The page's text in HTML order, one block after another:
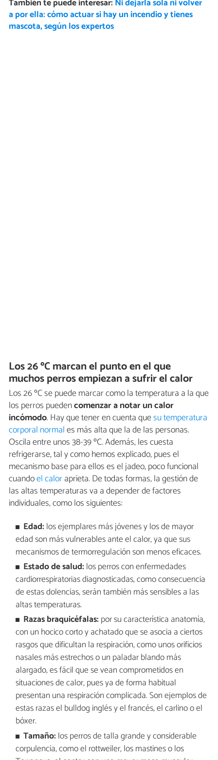
También te puede interesar: Ni dejarla sola ni volver
a por ella: cómo actuar si hay un incendio y tienes
mascota, según los expertos
Los 26 ºC marcan el punto en el que
muchos perros empiezan a sufrir el calor
Los 26 ºC se puede marcar como la temperatura a la que
los perros puedencomenzar a notar un calor
incómodo. Hay que tener en cuenta quesu temperatura
corporal normales más alta que la de las personas.
Oscila entre unos 38-39 ºC. Además, les cuesta
refrigerarse, tal y como hemos explicado, pues el
mecanismo base para ellos es el jadeo, poco funcional
cuandoel caloraprieta. De todas formas, la gestión de
las altas temperaturas va a depender de factores
individuales, como los siguientes:
Edad: los ejemplares más jóvenes y los de mayor
edad son más vulnerables ante el calor, ya que sus
mecanismos de termorregulación son menos eficaces.
Estado de salud: los perros con enfermedades
cardiorrespiratorias diagnosticadas, como consecuencia
de estas dolencias, serán también más sensibles a las
altas temperaturas.
Razas braquicéfalas: por su característica anatomía,
con un hocico corto y achatado que se asocia a ciertos
rasgos que dificultan la respiración, como unos orificios
nasales más estrechos o un paladar blando más
alargado, es fácil que se vean comprometidos en
situaciones de calor, pues ya de forma habitual
presentan una respiración complicada. Son ejemplos de
estas razas el bulldog inglés y el francés, el carlino o el
bóxer.
Tamaño: los perros de talla grande y considerable
corpulencia, como el rottweiler, los mastines o los